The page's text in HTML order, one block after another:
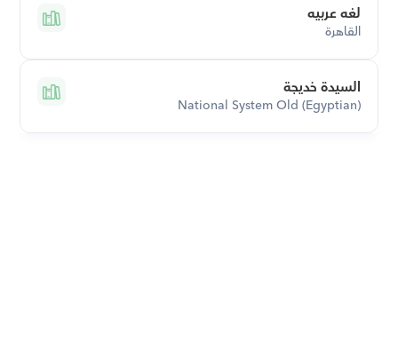
لغه عربيه
القاهرة
السيدة خديجة
National System Old (Egyptian)